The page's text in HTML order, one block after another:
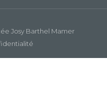
Josy Barthel Mamer